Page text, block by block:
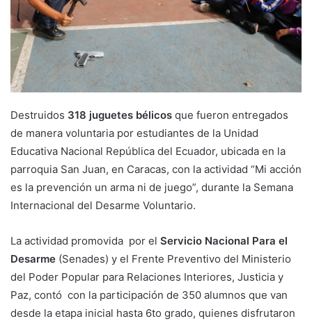
Destruidos 318 juguetes bélicos que fueron entregados
de manera voluntaria por estudiantes de la Unidad
Educativa Nacional República del Ecuador, ubicada en la
parroquia San Juan, en Caracas, con la actividad “Mi acción
es la prevención un arma ni de juego”, durante la Semana
Internacional del Desarme Voluntario.
La actividad promovida por el Servicio Nacional Para el
Desarme (Senades) y el Frente Preventivo del Ministerio
del Poder Popular para Relaciones Interiores, Justicia y
Paz, contó con la participación de 350 alumnos que van
desde la etapa inicial hasta 6to grado, quienes disfrutaron